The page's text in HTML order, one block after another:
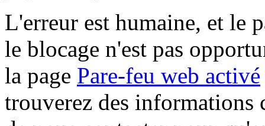
L'erreur est humaine, et le
le blocage n'est pas
la page Pare-feu web activé
trouverez des informations